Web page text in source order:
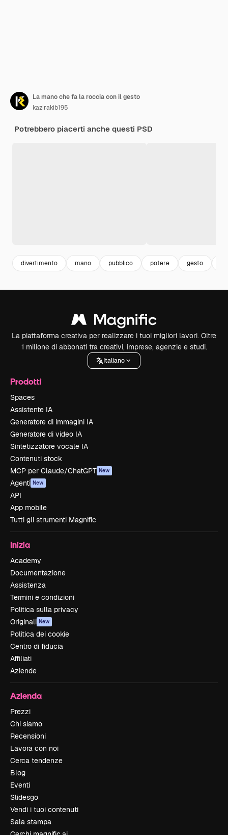
La mano che fa la roccia con il gesto
kazirakib195
Potrebbero piacerti anche questi PSD
divertimento mano pubblico potere gesto
La piattaforma creativa per realizzare i tuoi migliori lavori. Oltre
1 milione di abbonati tra creativi, imprese, agenzie e studi.
Italiano
Prodotti
Spaces
Assistente IA
Generatore di immagini IA
Generatore di video IA
Sintetizzatore vocale IA
Contenuti stock
MCP per Claude/ChatGPT New
Agenti New
API
App mobile
Tutti gli strumenti Magnific
Inizia
Academy
Documentazione
Assistenza
Termini e condizioni
Politica sulla privacy
Originali New
Politica dei cookie
Centro di fiducia
Affiliati
Aziende
Azienda
Prezzi
Chi siamo
Recensioni
Lavora con noi
Cerca tendenze
Blog
Eventi
Slidesgo
Vendi i tuoi contenuti
Sala stampa